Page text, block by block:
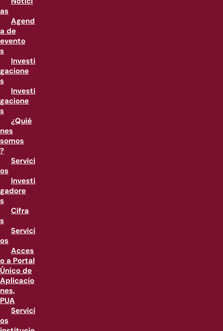
as
Agend
a de
evento
s
Investi
gacione
s
Investi
gacione
s
¿Quié
nes
somos
?
Servici
os
Investi
gadore
s
Cifra
s
Servici
os
Acces
o a Portal
Único de
Aplicacio
nes,
PUA
Servici
os